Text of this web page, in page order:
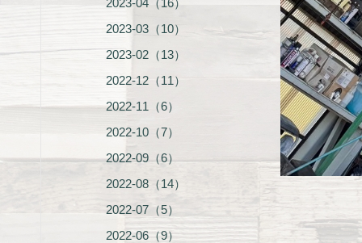
2023-04（16）
2023-03（10）
2023-02（13）
2022-12（11）
2022-11（6）
2022-10（7）
2022-09（6）
2022-08（14）
2022-07（5）
2022-06（9）